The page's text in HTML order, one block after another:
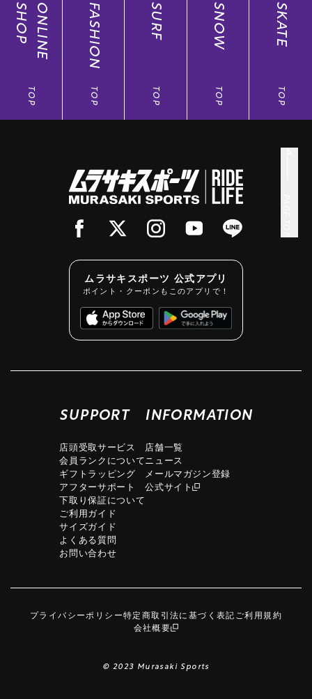
ONLINE
SHOP
TOP
FASHION
TOP
SURF
TOP
SNOW
TOP
SKATE
TOP
ムラサキスポーツ 公式アプリ
ポイント・クーポンもこのアプリで！
SUPPORT
店頭受取サービス
会員ランクについて
ギフトラッピング
アフターサポート
下取り保証について
ご利用ガイド
サイズガイド
よくある質問
お問い合わせ
INFORMATION
店舗一覧
ニュース
メールマガジン登録
公式サイト
プライバシーポリシー特定商取引法に基づく表記ご利用規約
会社概要
© 2023 Murasaki Sports